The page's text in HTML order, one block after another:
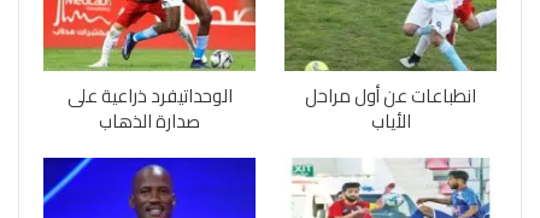
انطباعات عن أول مراحل
الأياب
الوحداتيفرد ذراعية على
صدارة الذهاب